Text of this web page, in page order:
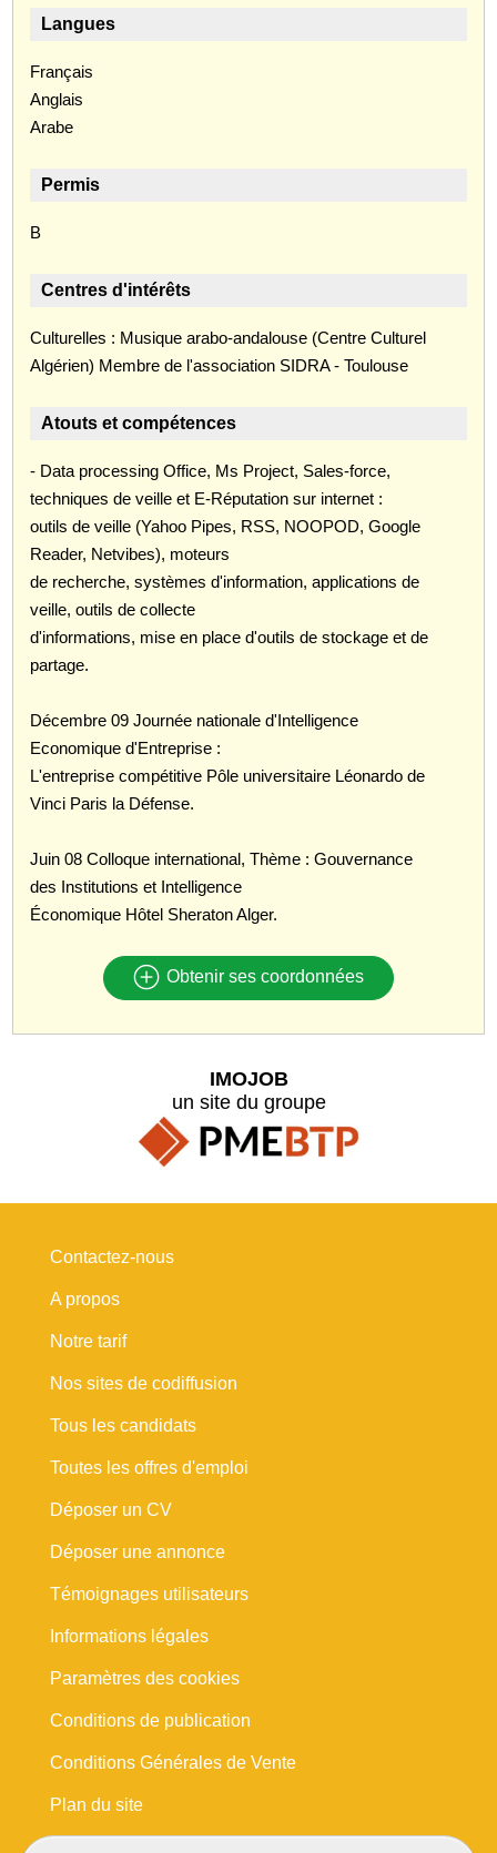
Langues
Français
Anglais
Arabe
Permis
B
Centres d'intérêts
Culturelles : Musique arabo-andalouse (Centre Culturel
Algérien) Membre de l'association SIDRA - Toulouse
Atouts et compétences
- Data processing Office, Ms Project, Sales-force,
techniques de veille et E-Réputation sur internet :
outils de veille (Yahoo Pipes, RSS, NOOPOD, Google
Reader, Netvibes), moteurs
de recherche, systèmes d'information, applications de
veille, outils de collecte
d'informations, mise en place d'outils de stockage et de
partage.
Décembre 09 Journée nationale d'Intelligence
Economique d'Entreprise :
L'entreprise compétitive Pôle universitaire Léonardo de
Vinci Paris la Défense.
Juin 08 Colloque international, Thème : Gouvernance
des Institutions et Intelligence
Économique Hôtel Sheraton Alger.
Obtenir ses coordonnées
IMOJOB
un site du groupe
Contactez-nous
A propos
Notre tarif
Nos sites de codiffusion
Tous les candidats
Toutes les offres d'emploi
Déposer un CV
Déposer une annonce
Témoignages utilisateurs
Informations légales
Paramètres des cookies
Conditions de publication
Conditions Générales de Vente
Plan du site